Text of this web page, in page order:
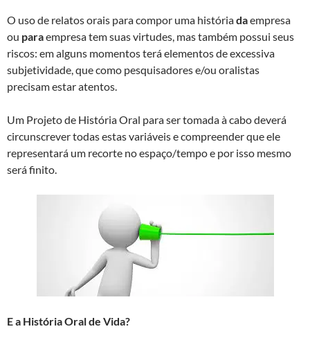
O uso de relatos orais para compor uma históriadaempresa
ou paraempresa tem suas virtudes, mas também possui seus
riscos: em alguns momentos terá elementos de excessiva
subjetividade, que como pesquisadores e/ou oralistas
precisam estar atentos.
Um Projeto de História Oral para ser tomada à cabo deverá
circunscrever todas estas variáveis e compreender que ele
representará um recorte no espaço/tempo e por isso mesmo
será finito.
E a História Oral de Vida?